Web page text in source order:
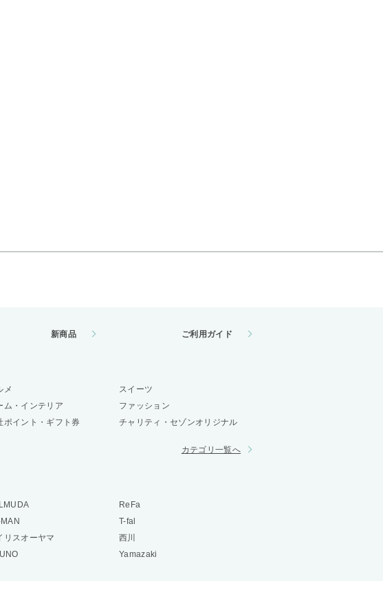
新商品 ご利用ガイド
メ
スイーツ
ム・インテリア
ファッション
ポイント・ギフト券 チャリティ・セゾンオリジナル
カテゴリ一覧へ
ReFa
T-fal
リスオーヤマ
西川
Yamazaki